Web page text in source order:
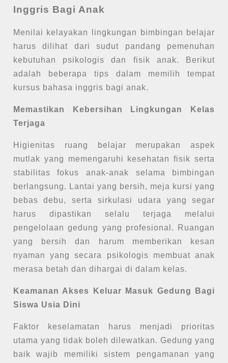
Inggris Bagi Anak
Menilai kelayakan lingkungan bimbingan belajar
harus dilihat dari sudut pandang pemenuhan
kebutuhan psikologis dan fisik anak. Berikut
adalah beberapa tips dalam memilih tempat
kursus bahasa inggris bagi anak.
Memastikan Kebersihan Lingkungan Kelas
Terjaga
Higienitas ruang belajar merupakan aspek
mutlak yang memengaruhi kesehatan fisik serta
stabilitas fokus anak-anak selama bimbingan
berlangsung. Lantai yang bersih, meja kursi yang
bebas debu, serta sirkulasi udara yang segar
harus dipastikan selalu terjaga melalui
pengelolaan gedung yang profesional. Ruangan
yang bersih dan harum memberikan kesan
nyaman yang secara psikologis membuat anak
merasa betah dan dihargai di dalam kelas.
Keamanan Akses Keluar Masuk Gedung Bagi
Siswa Usia Dini
Faktor keselamatan harus menjadi prioritas
utama yang tidak boleh dilewatkan. Gedung yang
baik wajib memiliki sistem pengamanan yang